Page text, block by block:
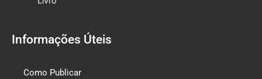
Informações Úteis
Como Publicar